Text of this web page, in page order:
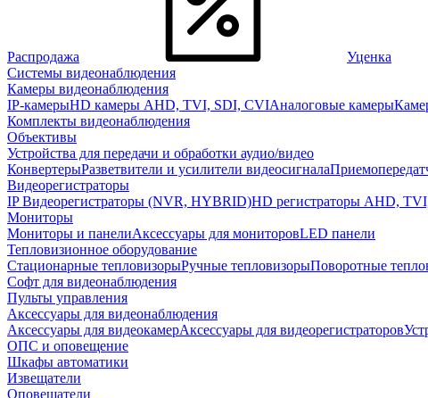
Распродажа
Уценка
Системы видеонаблюдения
Камеры видеонаблюдения
IP-камерыHD камеры AHD, TVI, SDI, CVIАналоговые камеры
Комплекты видеонаблюдения
Объективы
Устройства для передачи и обработки аудио/видео
КонвертерыРазветвители и усилители видеосигнала
Видеорегистраторы
IP Видеорегистраторы (NVR, HYBRID)HD регистраторы AHD,
Мониторы
Мониторы и панелиАксессуары для мониторовLED панели
Тепловизионное оборудование
Стационарные тепловизорыРучные тепловизорыПоворотные
Софт для видеонаблюдения
Пульты управления
Аксессуары для видеонаблюдения
Аксессуары для видеокамерАксессуары для видеорегистраторов
ОПС и оповещение
Шкафы автоматики
Извещатели
Оповещатели